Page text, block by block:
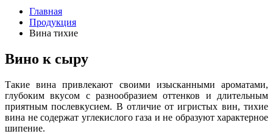
Главная
Продукция
Вина тихие
Вино к сыру
Такие вина привлекают своими изысканными ароматами,
глубоким вкусом с разнообразием оттенков и длительным
приятным послевкусием. В отличие от игристых вин, тихие
вина не содержат углекислого газа и не образуют характерное
шипение.